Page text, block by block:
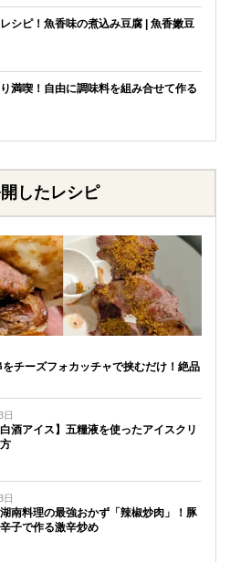
シピ！魚香味の煮込み豆腐 | 魚香嫩豆
満喫！自由に調味料を組み合せて作る
したレシピ
をチーズフォカッチャで挟むだけ！絶品
日
白酒アイス】五糧液を使ったアイスクリ
日
湖南料理の最強おかず「辣椒炒肉」！豚
子で作る激辛炒め